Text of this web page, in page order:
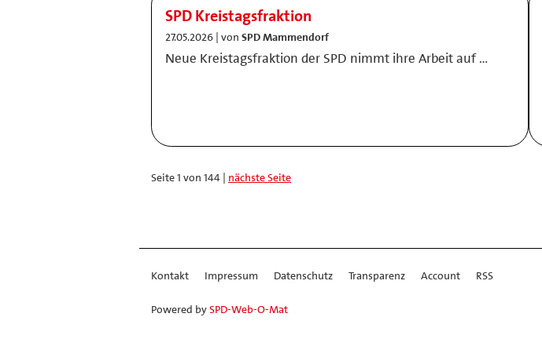
SPD Kreistagsfraktion
27.05.2026 | von SPD Mammendorf
Neue Kreistagsfraktion der SPD nimmt ihre Arbeit auf …
Seite 1 von 144 | nächste Seite
Kontakt Impressum Datenschutz Transparenz Account RSS
Powered bySPD-Web-O-Mat